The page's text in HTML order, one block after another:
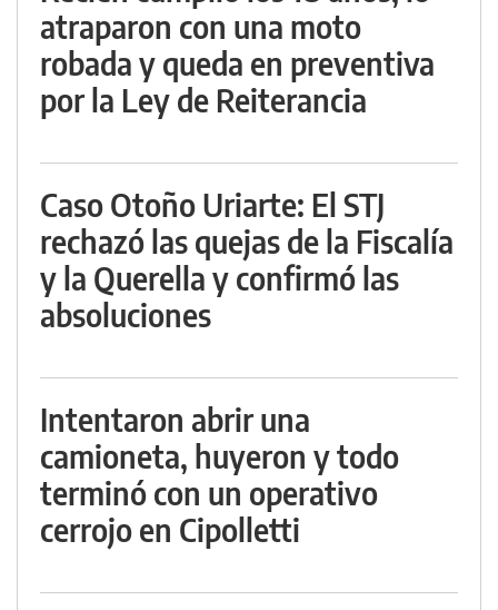
atraparon con una moto
robada y queda en preventiva
por la Ley de Reiterancia
Caso Otoño Uriarte: El STJ
rechazó las quejas de la Fiscalía
y la Querella y confirmó las
absoluciones
Intentaron abrir una
camioneta, huyeron y todo
terminó con un operativo
cerrojo en Cipolletti